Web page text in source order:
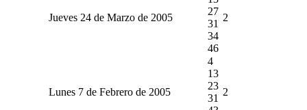
Jueves 24 de Marzo de 2005
27
31
34
46
2
Lunes 7 de Febrero de 2005
4
13
23
31
2